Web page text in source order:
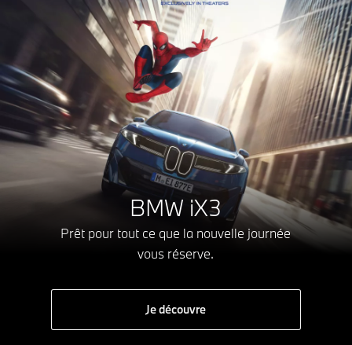
BMW iX3
Prêt pour tout ce que la nouvelle journée
vous réserve.
Je découvre